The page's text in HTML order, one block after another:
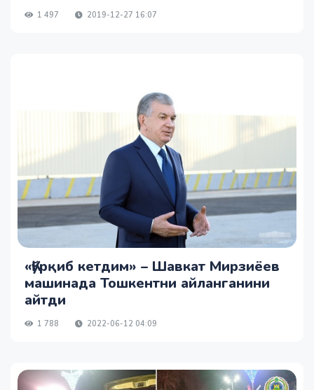
1 497 2019-12-27 16:07
«Қўрқиб кетдим» – Шавкат Мирзиёев
машинада Тошкентни айланганини
айтди
1 788 2022-06-12 04:09